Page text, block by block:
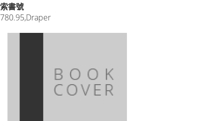
索書號
780.95,Draper